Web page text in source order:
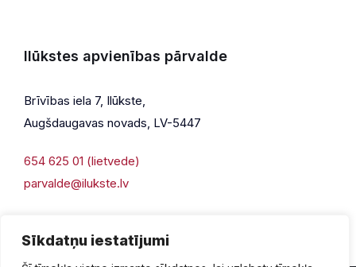
Sīkdatņu iestatījumi
Ilūkstes apvienības pārvalde
Brīvības iela 7, Ilūkste,
Augšdaugavas novads, LV-5447
654 625 01 (lietvede)
parvalde@ilukste.lv